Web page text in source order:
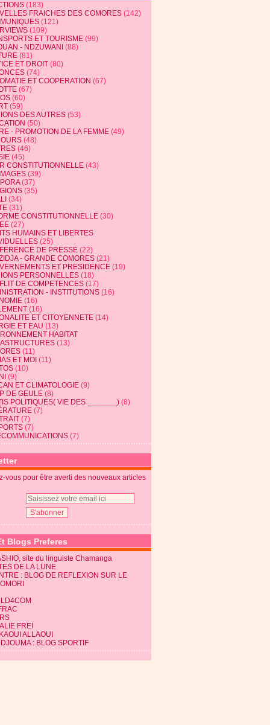
(183)
FRAICHES DES COMORES (142)
(121)
(109)
ET TOURISME (99)
- NDZUWANI (88)
(81)
ET DROIT (80)
(74)
ET COOPERATION (67)
(67)
(60)
(59)
DES AUTRES (53)
(50)
- PROMOTION DE LA FEMME (49)
(48)
(46)
(45)
CONSTITUTIONNELLE (43)
(39)
(37)
(35)
(34)
(31)
CONSTITUTIONNELLE (30)
(27)
HUMAINS ET LIBERTES
(25)
DE PRESSE (22)
- GRANDE COMORES (21)
ET PRESIDENCE (19)
PERSONNELLES (18)
DE COMPETENCES (17)
- INSTITUTIONS (16)
(16)
(16)
ET CITOYENNETE (14)
ET EAU (13)
HABITAT
(13)
(11)
ET MOI (11)
(10)
(9)
ET CLIMATOLOGIE (9)
DE GEULE (8)
POLITIQUES( VIE DES _______) (8)
(7)
(7)
(7)
(7)
vous pour être averti des nouveaux articles
Blogs Preferes
site du linguiste Chamanga
DE LA LUNE
: BLOG DE REFLEXION SUR LE
FREI
ALLAOUI
: BLOG SPORTIF